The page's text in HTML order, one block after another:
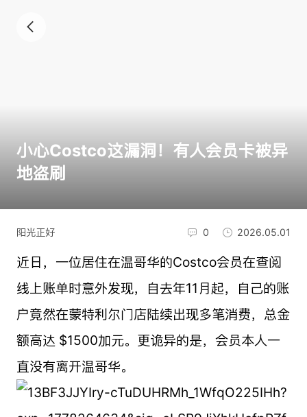
小心Costco这漏洞！有人会员卡被异
地盗刷
阳光正好 0 2026.05.01
近日，一位居住在温哥华的Costco会员在查阅
线上账单时意外发现，自去年11月起，自己的账
户竟然在蒙特利尔门店陆续出现多笔消费，总金
额高达 $1500加元。更诡异的是，会员本人一
直没有离开温哥华。